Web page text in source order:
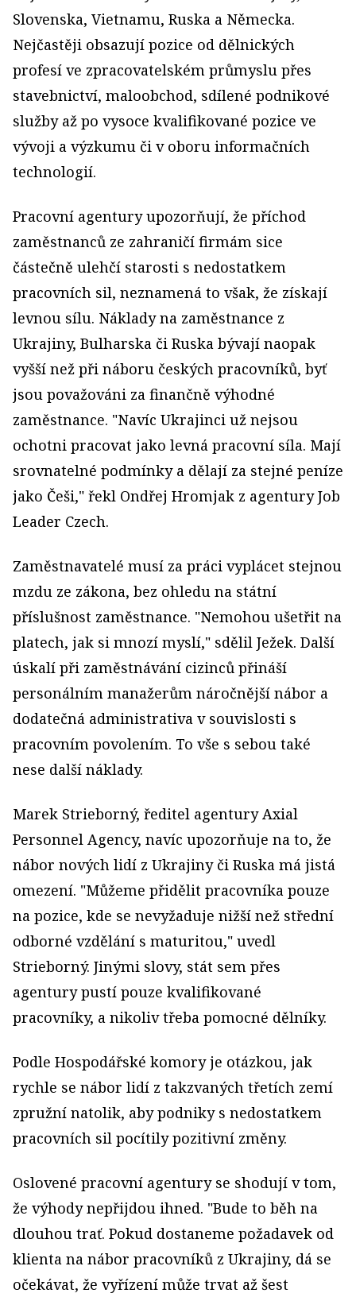
Slovenska, Vietnamu, Ruska a Německa.
Nejčastěji obsazují pozice od dělnických
profesí ve zpracovatelském průmyslu přes
stavebnictví, maloobchod, sdílené podnikové
služby až po vysoce kvalifikované pozice ve
vývoji a výzkumu či v oboru informačních
technologií.
Pracovní agentury upozorňují, že příchod
zaměstnanců ze zahraničí firmám sice
částečně ulehčí starosti s nedostatkem
pracovních sil, neznamená to však, že získají
levnou sílu. Náklady na zaměstnance z
Ukrajiny, Bulharska či Ruska bývají naopak
vyšší než při náboru českých pracovníků, byť
jsou považováni za finančně výhodné
zaměstnance. "Navíc Ukrajinci už nejsou
ochotni pracovat jako levná pracovní síla. Mají
srovnatelné podmínky a dělají za stejné peníze
jako Češi," řekl Ondřej Hromjak z agentury Job
Leader Czech.
Zaměstnavatelé musí za práci vyplácet stejnou
mzdu ze zákona, bez ohledu na státní
příslušnost zaměstnance. "Nemohou ušetřit na
platech, jak si mnozí myslí," sdělil Ježek. Další
úskalí při zaměstnávání cizinců přináší
personálním manažerům náročnější nábor a
dodatečná administrativa v souvislosti s
pracovním povolením. To vše s sebou také
nese další náklady.
Marek Strieborný, ředitel agentury Axial
Personnel Agency, navíc upozorňuje na to, že
nábor nových lidí z Ukrajiny či Ruska má jistá
omezení. "Můžeme přidělit pracovníka pouze
na pozice, kde se nevyžaduje nižší než střední
odborné vzdělání s maturitou," uvedl
Strieborný. Jinými slovy, stát sem přes
agentury pustí pouze kvalifikované
pracovníky, a nikoliv třeba pomocné dělníky.
Podle Hospodářské komory je otázkou, jak
rychle se nábor lidí z takzvaných třetích zemí
zpružní natolik, aby podniky s nedostatkem
pracovních sil pocítily pozitivní změny.
Oslovené pracovní agentury se shodují v tom,
že výhody nepřijdou ihned. "Bude to běh na
dlouhou trať. Pokud dostaneme požadavek od
klienta na nábor pracovníků z Ukrajiny, dá se
očekávat, že vyřízení může trvat až šest